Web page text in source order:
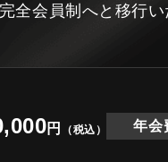
全会員制へと移行
円 （税込） 年会